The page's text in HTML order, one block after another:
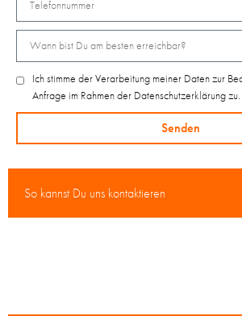
Ich stimme der Verarbeitung meiner Daten zur
Anfrage im Rahmen der Datenschutzerklärung zu.
Senden
So kannst Du uns kontaktieren